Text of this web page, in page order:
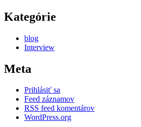
Kategórie
blog
Interview
Meta
Prihlásiť sa
Feed záznamov
RSS feed komentárov
WordPress.org